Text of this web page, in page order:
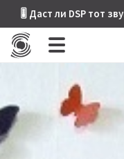
🎚 Даст ли DSP тот